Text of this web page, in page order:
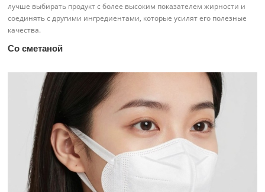
лучше выбирать продукт с более высоким показателем жирности и
соединять с другими ингредиентами, которые усилят его полезные
качества.
Со сметаной